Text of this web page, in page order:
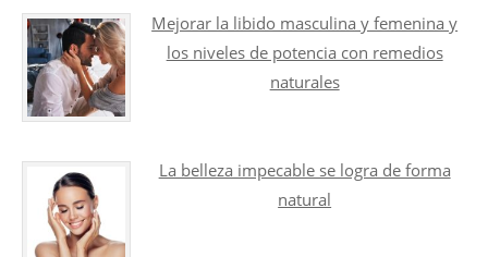
Mejorar la libido masculina y femenina y
los niveles de potencia con remedios
naturales
La belleza impecable se logra de forma
natural